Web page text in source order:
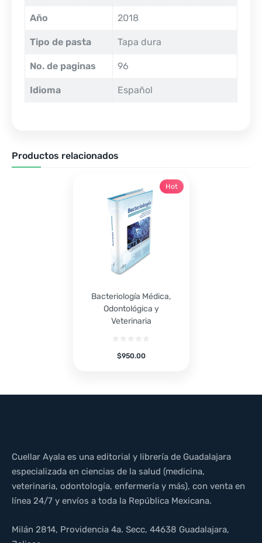
Año 2018
Tipo de pasta Tapa dura
No. de paginas 96
Idioma Español
Productos relacionados
Bacteriología Médica,
Odontológica y
Veterinaria
$950.00
Hot
Cuellar Ayala es una editorial y librería de Guadalajara
especializada en ciencias de la salud (medicina,
veterinaria, odontología, enfermería y más), con venta en
línea 24/7 y envíos a toda la República Mexicana.
Milán 2814, Providencia 4a. Secc, 44638 Guadalajara,